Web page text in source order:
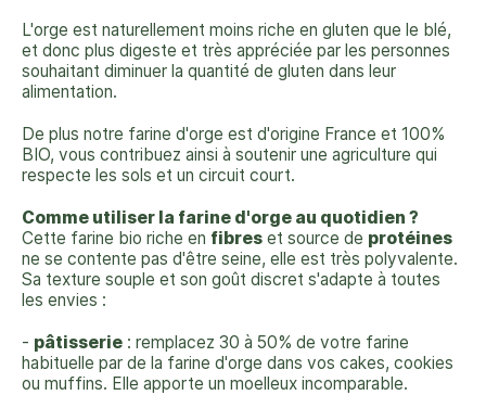
L'orge est naturellement moins riche en gluten que le blé,
et donc plus digeste et très appréciée par les personnes
souhaitant diminuer la quantité de gluten dans leur
alimentation.
De plus notre farine d'orge est d'origine France et 100%
BIO, vous contribuez ainsi à soutenir une agriculture qui
respecte les sols et un circuit court.
Comme utiliser la farine d'orge au quotidien ?
Cette farine bio riche en fibres et source de protéines
ne se contente pas d'être seine, elle est très polyvalente.
Sa texture souple et son goût discret s'adapte à toutes
les envies :
- pâtisserie : remplacez 30 à 50% de votre farine
habituelle par de la farine d'orge dans vos cakes, cookies
ou muffins. Elle apporte un moelleux incomparable.